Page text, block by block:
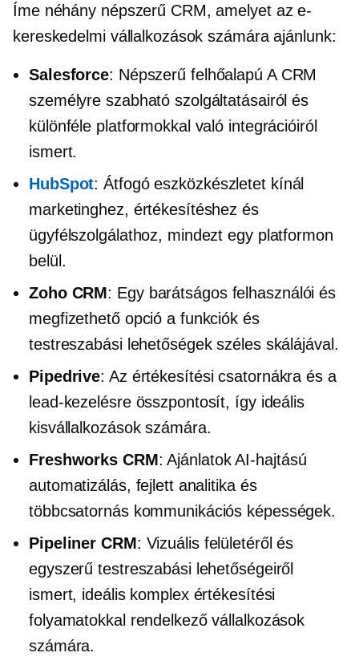
Íme néhány népszerű CRM, amelyet az e-
kereskedelmi vállalkozások számára ajánlunk:
Salesforce: Népszerű felhőalapú A CRM
személyre szabható szolgáltatásairól és
különféle platformokkal való integrációiról
ismert.
HubSpot: Átfogó eszközkészletet kínál
marketinghez, értékesítéshez és
ügyfélszolgálathoz, mindezt egy platformon
belül.
Zoho CRM: Egy barátságos felhasználói és
megfizethető opció a funkciók és
testreszabási lehetőségek széles skálájával.
Pipedrive: Az értékesítési csatornákra és a
lead-kezelésre összpontosít, így ideális
kisvállalkozások számára.
Freshworks CRM: AjánlatokAI-hajtású
automatizálás, fejlett analitika és
többcsatornás kommunikációs képességek.
Pipeliner CRM: Vizuális felületéről és
egyszerű testreszabási lehetőségeiről
ismert, ideális komplex értékesítési
folyamatokkal rendelkező vállalkozások
számára.